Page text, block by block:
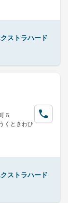
ストラハード
６
くときわひ
ストラハード